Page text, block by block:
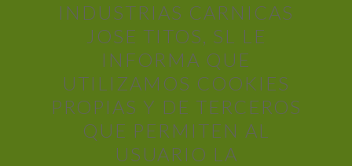
INDUSTRIAS CARNICAS
JOSE TITOS, SL LE
INFORMA QUE
UTILIZAMOS COOKIES
PROPIAS Y DE TERCEROS
QUE PERMITEN AL
USUARIO LA